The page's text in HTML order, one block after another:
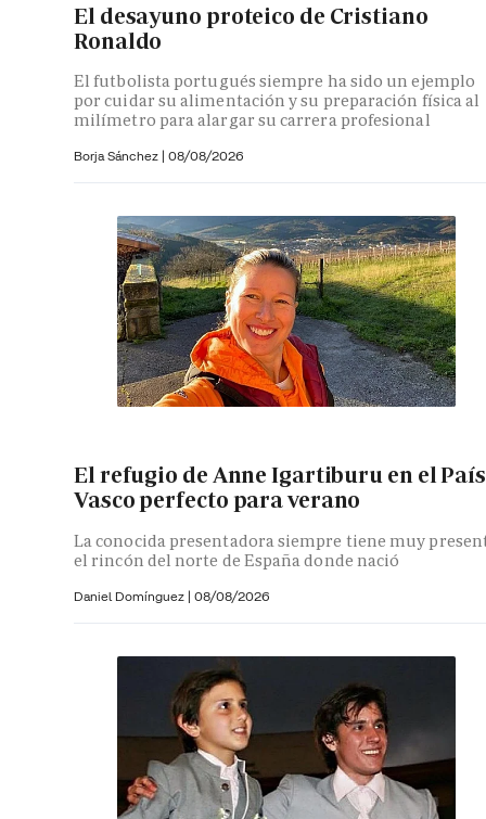
El desayuno proteico de Cristiano
Ronaldo
El futbolista portugués siempre ha sido un ejemplo
por cuidar su alimentación y su preparación física al
milímetro para alargar su carrera profesional
Borja Sánchez | 08/08/2026
El refugio de Anne Igartiburu en el País
Vasco perfecto para verano
La conocida presentadora siempre tiene muy
el rincón del norte de España donde nació
Daniel Domínguez | 08/08/2026